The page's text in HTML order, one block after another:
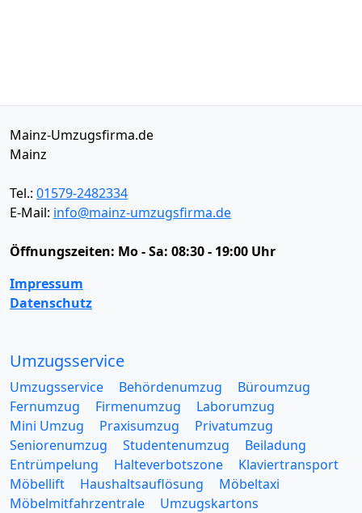
Mainz-Umzugsfirma.de
Mainz
Tel.: 01579-2482334
E-Mail: info@mainz-umzugsfirma.de
Öffnungszeiten: Mo - Sa: 08:30 - 19:00 Uhr
Impressum
Datenschutz
Umzugsservice
Umzugsservice Behördenumzug
Büroumzug
Fernumzug
Firmenumzug
Laborumzug
Mini Umzug
Praxisumzug
Privatumzug
Seniorenumzug
Studentenumzug
Beiladung
Entrümpelung
Halteverbotszone
Klaviertransport
Möbellift
Haushaltsauflösung
Möbeltaxi
Möbelmitfahrzentrale
Umzugskartons